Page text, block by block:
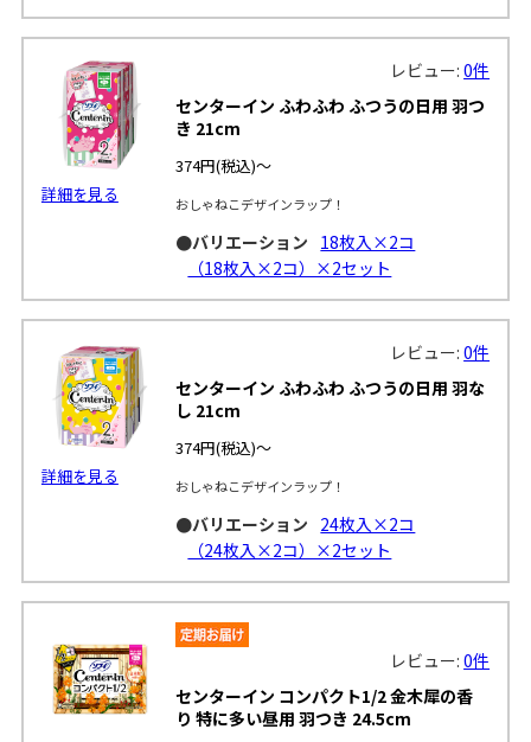
詳細を見る
レビュー:0件
センターイン ふわふわ ふつうの日用 羽つ
き 21cm
374円(税込)～
おしゃねこデザインラップ！
●バリエーション 18枚入×2コ
（18枚入×2コ）×2セット
詳細を見る
レビュー:0件
センターイン ふわふわ ふつうの日用 羽な
し 21cm
374円(税込)～
おしゃねこデザインラップ！
●バリエーション 24枚入×2コ
（24枚入×2コ）×2セット
レビュー:0件
センターイン コンパクト1/2 金木犀の香
り 特に多い昼用 羽つき 24.5cm